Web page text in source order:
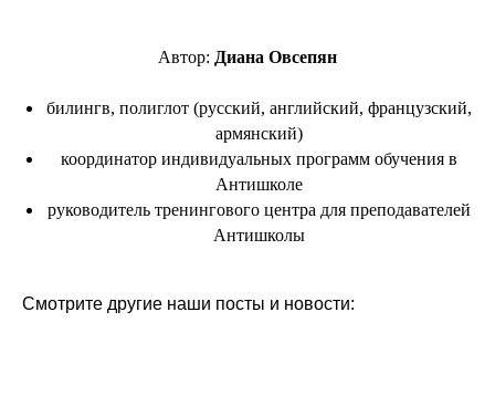
Автор: Диана Овсепян
билингв, полиглот (русский, английский, французский,
армянский)
координатор индивидуальных программ обучения в
Антишколе
руководитель тренингового центра для преподавателей
Антишколы
Смотрите другие наши посты и новости: